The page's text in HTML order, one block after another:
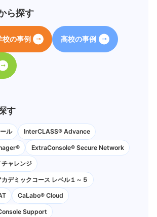
ら探す
校の事例 高校の事例
す
ル InterCLASS® Advance
ExtraConsole® Secure Network
ャレンジ
デミックコース レベル１～５
CaLabo®︎ Cloud
Support